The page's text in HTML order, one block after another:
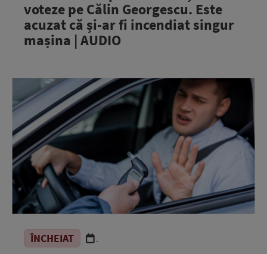
voteze pe Călin Georgescu. Este
acuzat că și-ar fi incendiat singur
mașina | AUDIO
ÎNCHEIAT .